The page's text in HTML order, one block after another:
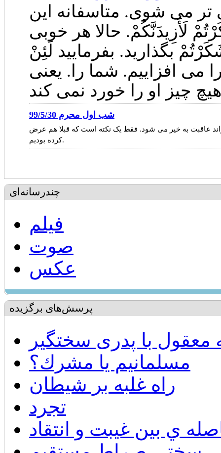
می شوی. متاسفانه این
لَأَزِيدَنَّكُمْ. حالا هر خوبی
بگذارید. بفرمایید لَئِنْ
می افزاییم. شما را. یعنی
شب اول محرم 99/5/30
عاقبت به خیر می شود. فقط یک نکته است که قبلا هم عرض
کرده بودیم.
چندرسانه‌ای
فیلم
صوت
عکس
پرسش‌های برگزیده
معقول با پدری سختگیر
مسلمانيم يا مشرك؟
راه غلبه بر شيطان
تجرد
ي بين غيبت و انتقاد